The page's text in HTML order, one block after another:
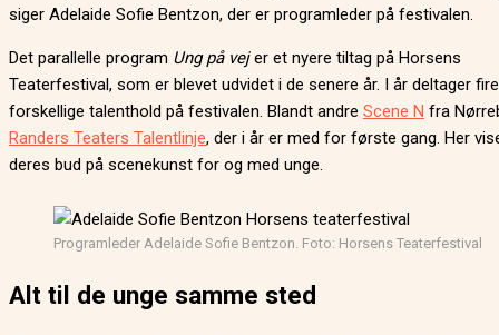
siger Adelaide Sofie Bentzon, der er programleder på festivalen.
Det parallelle program Ung på vejer et nyere tiltag på Horsens
Teaterfestival, som er blevet udvidet i de senere år. I år deltager fire
forskellige talenthold på festivalen. Blandt andre Scene N fra
Randers Teaters Talentlinje, der i år er med for første gang. Her
deres bud på scenekunst for og med unge.
Programleder Adelaide Sofie Bentzon. Foto: Horsens Teaterfestival
Alt til de unge samme sted